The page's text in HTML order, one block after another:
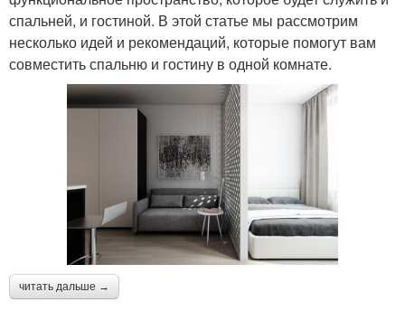
спальней, и гостиной. В этой статье мы рассмотрим
несколько идей и рекомендаций, которые помогут вам
совместить спальню и гостину в одной комнате.
читать дальше →